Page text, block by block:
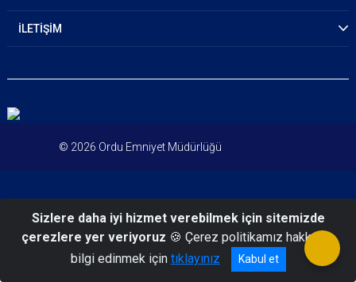
İLETİŞİM
© 2026 Ordu Emniyet Müdürlüğü
Sizlere daha iyi hizmet verebilmek için sitemizde
çerezlere yer veriyoruz 🍪 Çerez politikamız hakkında
bilgi edinmek için tıklayınız Kabul et